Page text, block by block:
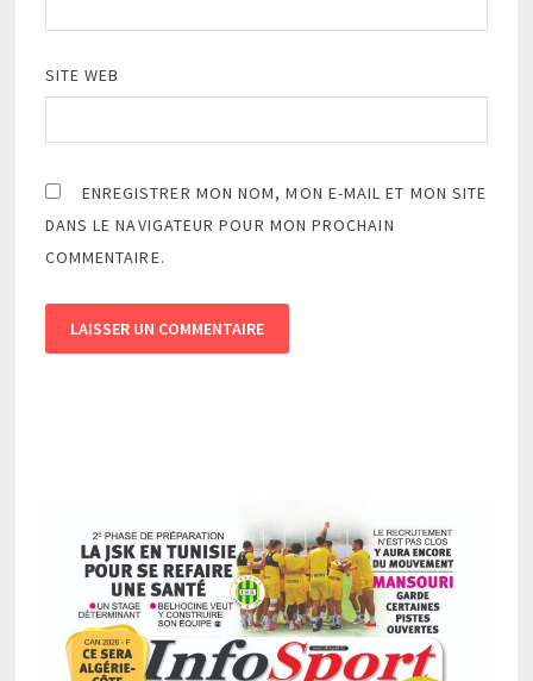
SITE WEB
ENREGISTRER MON NOM, MON E-MAIL ET MON SITE
DANS LE NAVIGATEUR POUR MON PROCHAIN
COMMENTAIRE.